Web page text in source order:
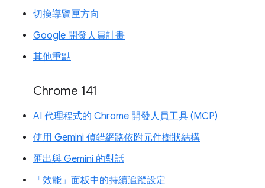
切換導覽匣方向
Google 開發人員計畫
其他重點
Chrome 141
AI 代理程式的 Chrome 開發人員工具 (MCP)
使用 Gemini 偵錯網路依附元件樹狀結構
匯出與 Gemini 的對話
「效能」面板中的持續追蹤設定